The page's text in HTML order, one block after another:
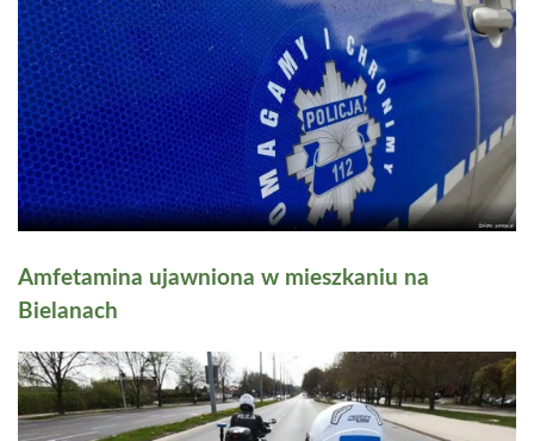
Amfetamina ujawniona w mieszkaniu na
Bielanach